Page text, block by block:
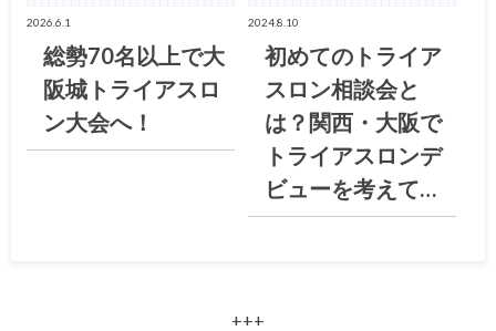
2026.6.1
総勢70名以上で大
阪城トライアスロ
ン大会へ！
2024.8.10
初めてのトライア
スロン相談会と
は？関西・大阪で
トライアスロンデ
ビューを考えて…
+++